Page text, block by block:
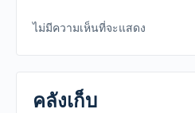
ไม่มีความเห็นที่จะแสดง
คลังเก็บ